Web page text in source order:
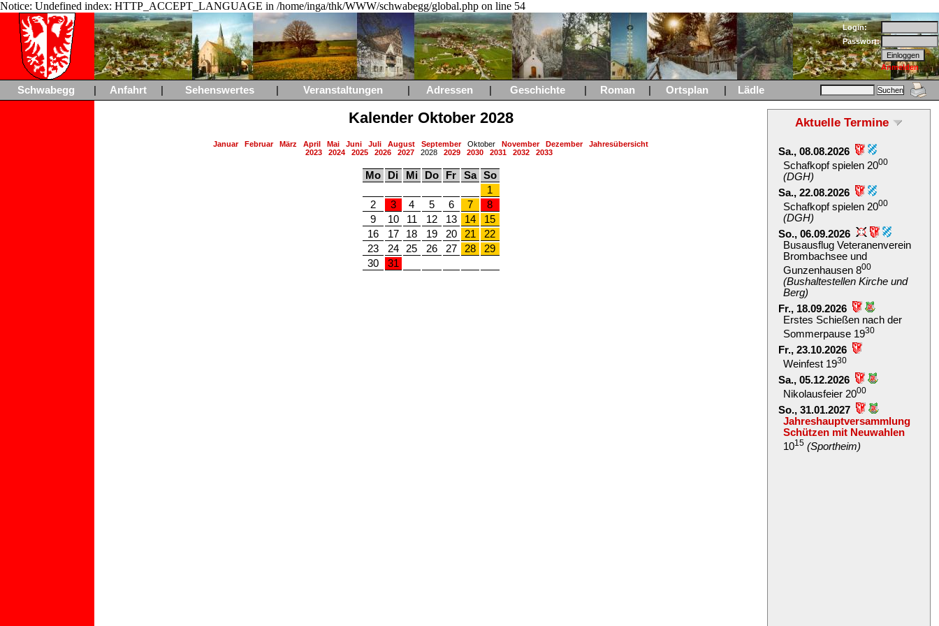
Notice: Undefined index: HTTP_ACCEPT_LANGUAGE in /home/inga/thk/WWW/schwabegg/global.php on line 54
Login:
Passwort:
Anmelden
Schwabegg Anfahrt Sehenswertes Veranstaltungen Adressen Geschichte Roman Ortsplan Lädle
Kalender Oktober 2028
Januar Februar März April Mai Juni Juli August SeptemberOktober November Dezember
Jahresübersicht
2023
2024 2025 2026 20272028 2029 2030 2031 2032 2033
Mo Di Mi Do Fr Sa
So
1
2
3 4 5 6 7
8
9
10 11 12 13 14
15
16
17 18 19 20 21
22
23
24 25 26 27 28
29
30
31
Aktuelle Termine
Sa., 08.08.2026
Schafkopf spielen 2000
(DGH)
Sa., 22.08.2026
Schafkopf spielen 2000
(DGH)
So., 06.09.2026
Busausflug Veteranenverein
Brombachsee und
Gunzenhausen 800
(Bushaltestellen Kirche und
Berg)
Fr., 18.09.2026
Erstes Schießen nach der
Sommerpause 1930
Fr., 23.10.2026
Weinfest 1930
Sa., 05.12.2026
Nikolausfeier 2000
So., 31.01.2027
Jahreshauptversammlung
Schützen mit Neuwahlen
1015 (Sportheim)